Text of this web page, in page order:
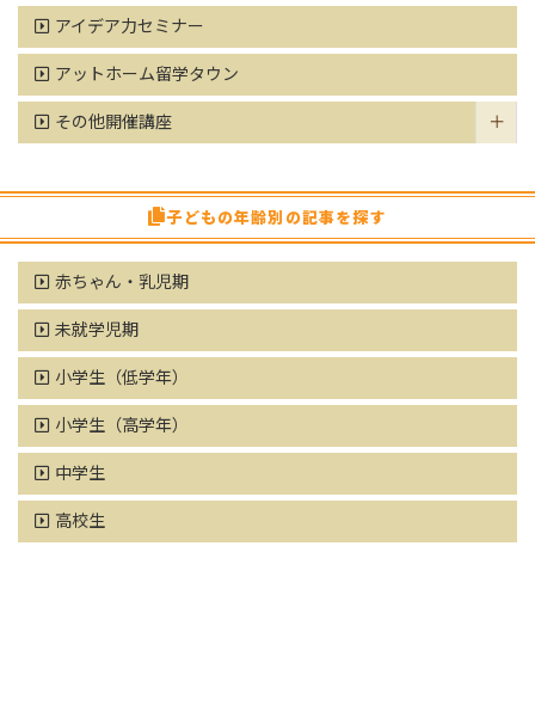
アイデア力セミナー
アットホーム留学タウン
その他開催講座
子どもの年齢別の記事を探す
赤ちゃん・乳児期
未就学児期
小学生（低学年）
小学生（高学年）
中学生
高校生